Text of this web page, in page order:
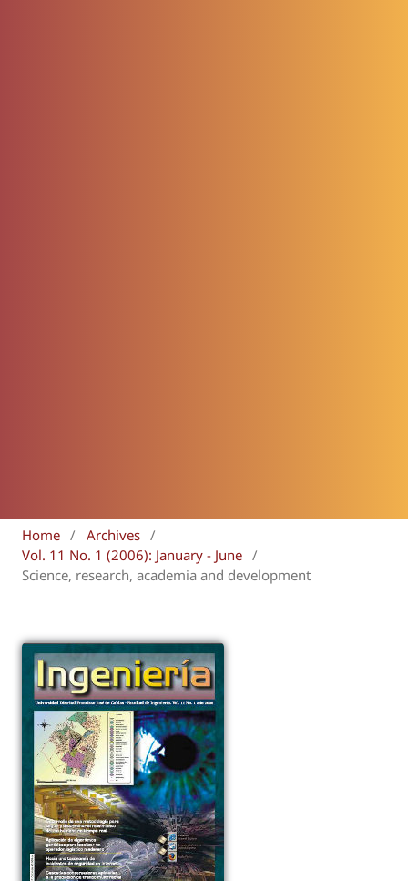
Home / Archives /
Vol. 11 No. 1 (2006): January - June /
Science, research, academia and development